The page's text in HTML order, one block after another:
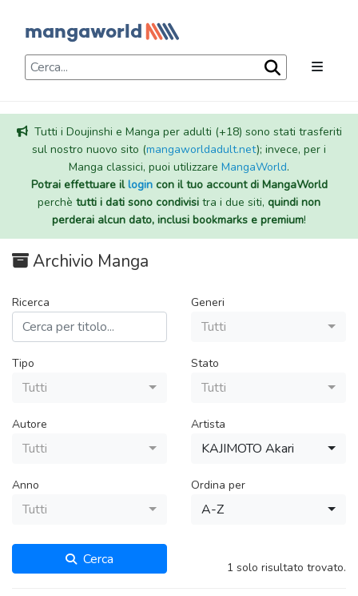
Tutti i Doujinshi e Manga per adulti (+18) sono stati trasferiti
sul nostro nuovo sito (mangaworldadult.net); invece, per i
Manga classici, puoi utilizzare MangaWorld.
Potrai effettuare illogincon il tuo account di MangaWorld
perchè tutti i dati sono condivisi tra i due siti, quindi non
perderai alcun dato, inclusi bookmarks e premium!
Archivio Manga
Ricerca Generi
Tutti
Tipo
Tutti
Stato
Tutti
Autore
Tutti
Artista
KAJIMOTO Akari
Anno
Tutti
Ordina per
A-Z
Cerca 1 solo risultato trovato.